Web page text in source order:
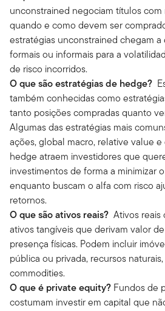
unconstrained negociam títulos
quando e como devem ser
estratégias unconstrained chegam
formais ou informais para a
de risco incorridos.
O que são estratégias de hedge?
também conhecidas como
tanto posições compradas quanto
Algumas das estratégias mais
ações, global macro, relative value
hedge atraem investidores que
investimentos de forma a minimizar
enquanto buscam o alfa com risco
retornos.
O que são ativos reais? Ativos reais
ativos tangíveis que derivam valor
presença físicas. Podem incluir
pública ou privada, recursos
commodities.
O que é private equity? Fundos de
costumam investir em capital que